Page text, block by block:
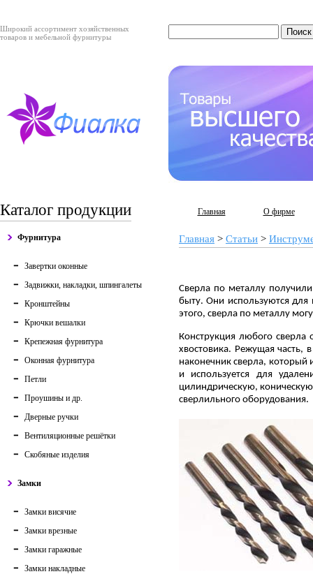
Широкий ассортимент хозяйственных
товаров и мебельной фурнитуры
Каталог продукции
Фурнитура
Завертки оконные
Задвижки, накладки, шпингалеты
Кронштейны
Крючки вешалки
Крепежная фурнитура
Оконная фурнитура
Петли
Проушины и др.
Дверные ручки
Вентиляционные решётки
Скобяные изделия
Замки
Замки висячие
Замки врезные
Замки гаражные
Замки накладные
Главная О фирме
Главная > Статьи >
Сверла по металлу
быту. Они используются для
этого, сверла по металлу
Конструкция любого
хвостовика. Режущая часть,
наконечник сверла, который
и используется для
цилиндрическую,
сверлильного оборудования.